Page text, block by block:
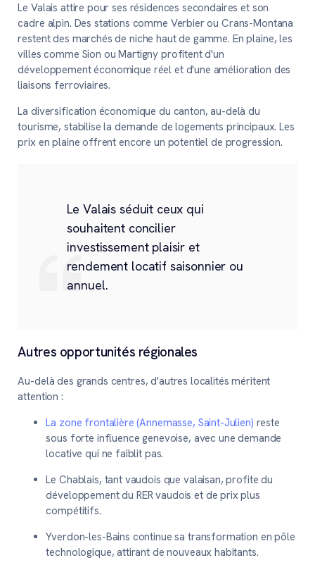
Le Valais attire pour ses résidences secondaires et son
cadre alpin. Des stations comme Verbier ou Crans-Montana
restent des marchés de niche haut de gamme. En plaine, les
villes comme Sion ou Martigny profitent d'un
développement économique réel et d'une amélioration des
liaisons ferroviaires.
La diversification économique du canton, au-delà du
tourisme, stabilise la demande de logements principaux. Les
prix en plaine offrent encore un potentiel de progression.
Le Valais séduit ceux qui
souhaitent concilier
investissement plaisir et
rendement locatif saisonnier ou
annuel.
Autres opportunités régionales
Au-delà des grands centres, d'autres localités méritent
attention :
La zone frontalière (Annemasse, Saint-Julien) reste
sous forte influence genevoise, avec une demande
locative qui ne faiblit pas.
Le Chablais, tant vaudois que valaisan, profite du
développement du RER vaudois et de prix plus
compétitifs.
Yverdon-les-Bains continue sa transformation en pôle
technologique, attirant de nouveaux habitants.